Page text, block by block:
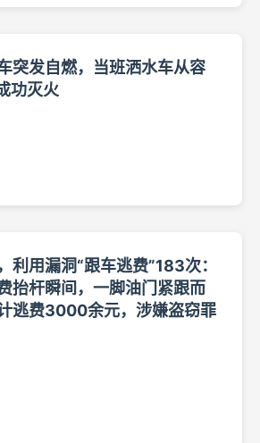
突发自燃，当班洒水车从容
功灭火
利用漏洞“跟车逃费”183次：
抬杆瞬间，一脚油门紧跟而
逃费3000余元，涉嫌盗窃罪